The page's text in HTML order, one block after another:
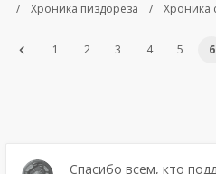
Хроника пиздореза
Хроника
1 2 3 4 5 6
Спасибо всем, кто